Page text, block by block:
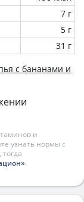
7 г
5 г
31 г
с бананами и
и
узнать нормы с
.